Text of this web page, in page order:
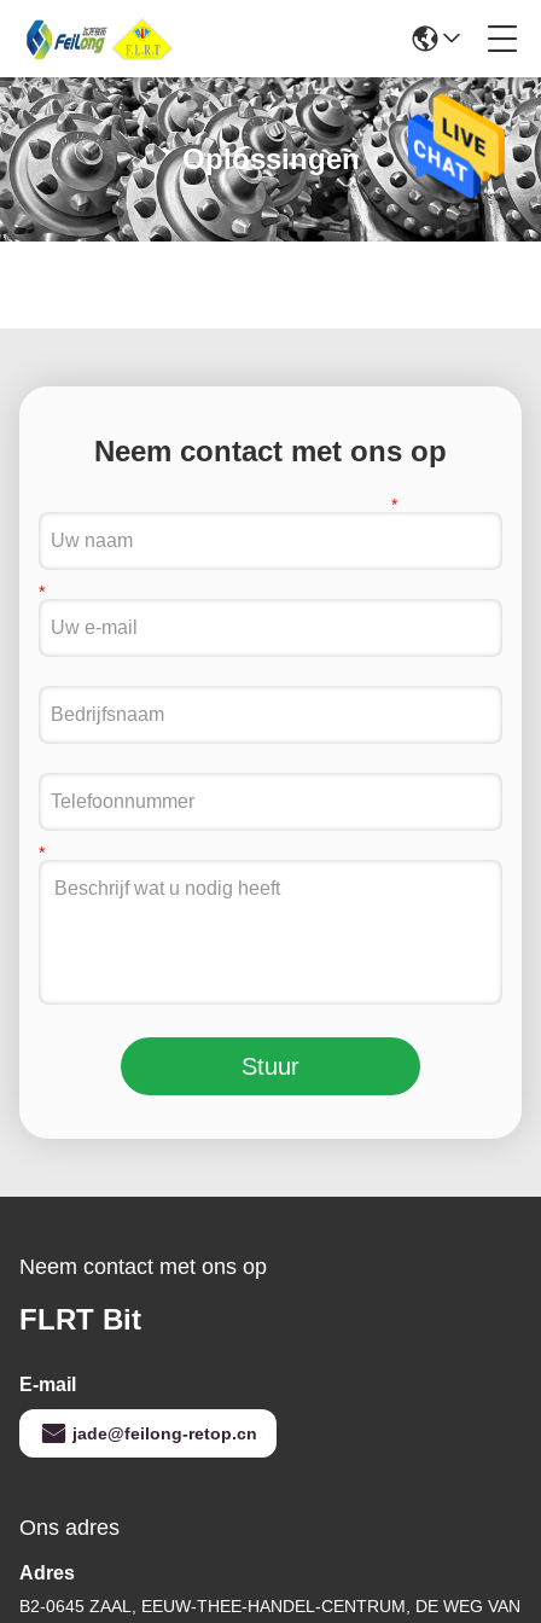
Oplossingen
Neem contact met ons op
Stuur
Neem contact met ons op
FLRT Bit
E-mail
jade@feilong-retop.cn
Ons adres
Adres
B2-0645 ZAAL, EEUW-THEE-HANDEL-CENTRUM, DE WEG VAN